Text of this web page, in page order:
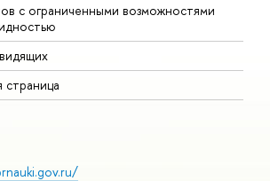
с ограниченными возможностями
страница